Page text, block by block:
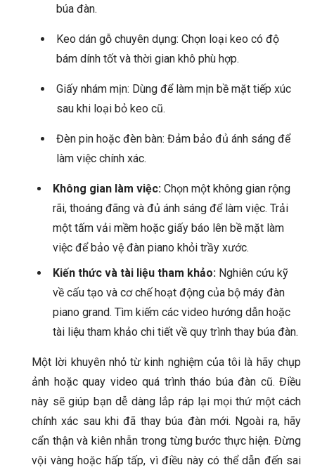
búa đàn.
Keo dán gỗ chuyên dụng: Chọn loại keo có độ
bám dính tốt và thời gian khô phù hợp.
Giấy nhám mịn: Dùng để làm mịn bề mặt tiếp xúc
sau khi loại bỏ keo cũ.
Đèn pin hoặc đèn bàn: Đảm bảo đủ ánh sáng để
làm việc chính xác.
Không gian làm việc: Chọn một không gian rộng
rãi, thoáng đãng và đủ ánh sáng để làm việc. Trải
một tấm vải mềm hoặc giấy báo lên bề mặt làm
việc để bảo vệ đàn piano khỏi trầy xước.
Kiến thức và tài liệu tham khảo: Nghiên cứu kỹ
về cấu tạo và cơ chế hoạt động của bộ máy đàn
piano grand. Tìm kiếm các video hướng dẫn hoặc
tài liệu tham khảo chi tiết về quy trình thay búa đàn.
Một lời khuyên nhỏ từ kinh nghiệm của tôi là hãy chụp
ảnh hoặc quay video quá trình tháo búa đàn cũ. Điều
này sẽ giúp bạn dễ dàng lắp ráp lại mọi thứ một cách
chính xác sau khi đã thay búa đàn mới. Ngoài ra, hãy
cẩn thận và kiên nhẫn trong từng bước thực hiện. Đừng
vội vàng hoặc hấp tấp, vì điều này có thể dẫn đến sai